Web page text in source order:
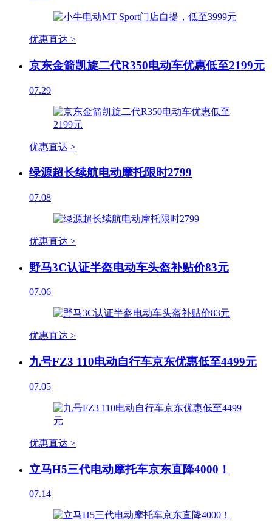
优惠直达 >
京东金箭凯旋二代R350电动车优惠低至2199元
07.29
优惠直达 >
绿源超长续航电动摩托限时2799
07.08
优惠直达 >
野马3C认证半盔电动车头盔补贴价83元
07.06
优惠直达 >
九号FZ3 110电动自行车京东优惠低至4499元
07.05
优惠直达 >
立马H5三代电动摩托车京东直降4000！
07.14